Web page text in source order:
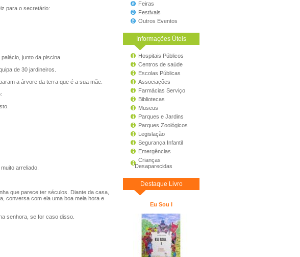
Feiras
Festivais
Outros Eventos
Informações Úteis
Hospitais Públicos
Centros de saúde
Escolas Públicas
Associações
Farmácias Serviço
Bibliotecas
Museus
Parques e Jardins
Parques Zoológicos
Legislação
Segurança Infantil
Emergências
Crianças
Desaparecidas
Destaque Livro
Eu Sou I
para o secretário:
junto da piscina.
de 30 jardineiros.
a árvore da terra que é a sua mãe.
arreliado.
que parece ter séculos. Diante da casa,
conversa com ela uma boa meia hora e
senhora, se for caso disso.